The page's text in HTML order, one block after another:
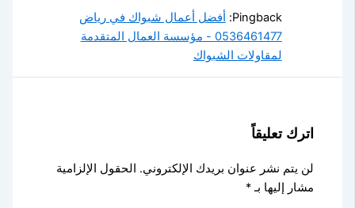
Pingback: أفضل أعمال شبواك في رياض
0536461477 - مؤسسة العمال المتقدمة
لمقاولات الشبواك
اترك تعليقاً
لن يتم نشر عنوان بريدك الإلكتروني. الحقول الإلزامية
مشار إليها بـ*